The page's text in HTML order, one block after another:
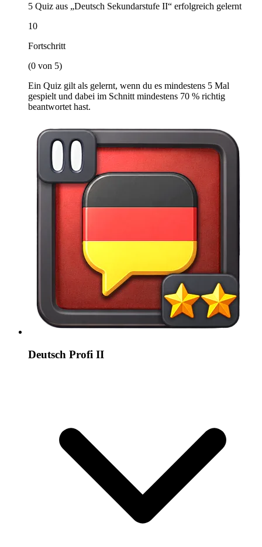
5 Quiz aus „Deutsch Sekundarstufe II“ erfolgreich gelernt
10
Fortschritt
(0 von 5)
Ein Quiz gilt als gelernt, wenn du es mindestens 5 Mal
gespielt und dabei im Schnitt mindestens 70 % richtig
beantwortet hast.
Deutsch Profi II